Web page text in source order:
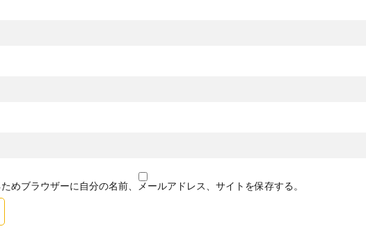
めブラウザーに自分の名前、メールアドレス、サイトを保存する。